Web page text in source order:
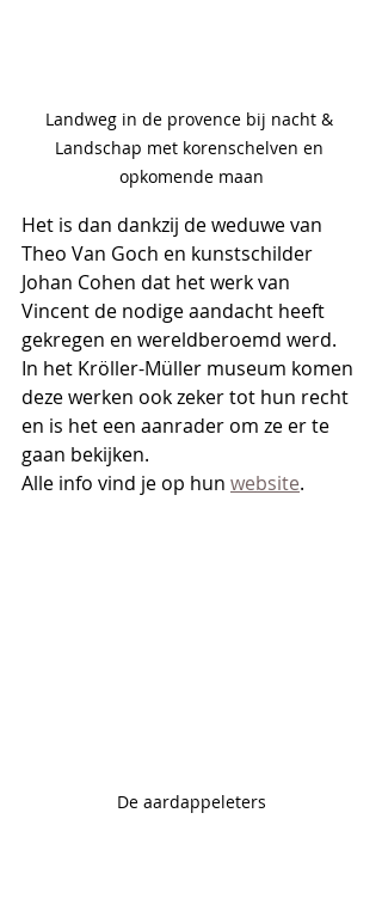
Landweg in de provence bij nacht &
Landschap met korenschelven en
opkomende maan
Het is dan dankzij de weduwe van
Theo Van Goch en kunstschilder
Johan Cohen dat het werk van
Vincent de nodige aandacht heeft
gekregen en wereldberoemd werd.
In het Kröller-Müller museum komen
deze werken ook zeker tot hun recht
en is het een aanrader om ze er te
gaan bekijken.
Alle info vind je op hun website.
De aardappeleters